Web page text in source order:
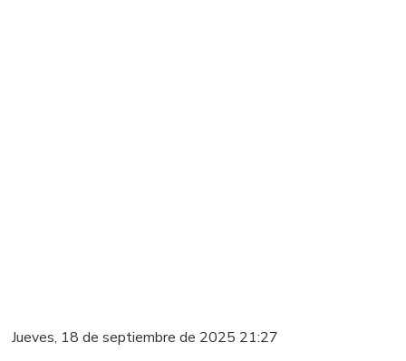
Jueves, 18 de septiembre de 2025 21:27